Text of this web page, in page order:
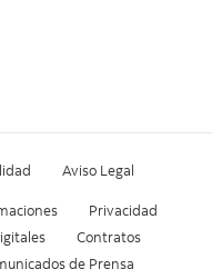
Aviso Legal
Privacidad
Contratos
de Prensa